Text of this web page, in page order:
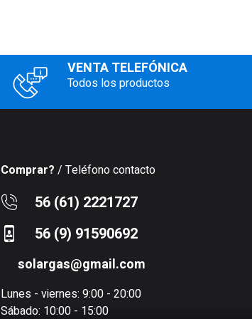
VENTA TELEFÓNICA
Todos los productos
Comprar? / Teléfono contacto
56 (61) 2221727
56 (9) 91590692
solargas@gmail.com
Lunes - viernes: 9:00 - 20:00
Sábado: 10:00 - 15:00